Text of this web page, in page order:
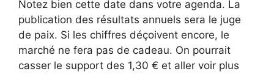
Notez bien cette date dans votre agenda. La
publication des résultats annuels sera le juge
de paix. Si les chiffres déçoivent encore, le
marché ne fera pas de cadeau. On pourrait
casser le support des 1,30 € et aller voir plus